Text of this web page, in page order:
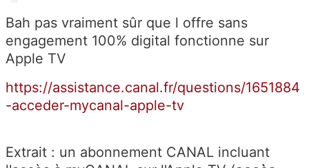
Bah pas vraiment sûr que l offre sans
engagement 100% digital fonctionne sur
Apple TV
https://assistance.canal.fr/questions/1651884
-acceder-mycanal-apple-tv
Extrait : un abonnement CANAL incluant